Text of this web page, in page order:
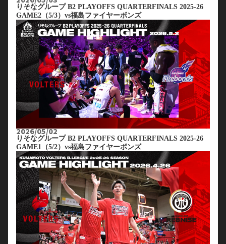
りそなグループ B2 PLAYOFFS QUARTERFINALS 2025-26
GAME2（5/3）vs福島ファイヤーボンズ
2026/05/02
りそなグループ B2 PLAYOFFS QUARTERFINALS 2025-26
GAME1（5/2）vs福島ファイヤーボンズ